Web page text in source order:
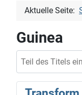
Aktuelle Seite:
Guinea